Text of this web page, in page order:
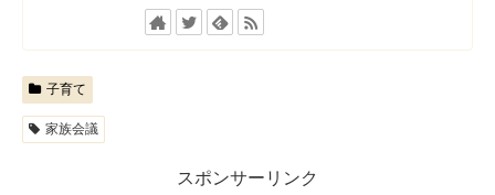
子育て
家族会議
スポンサーリンク